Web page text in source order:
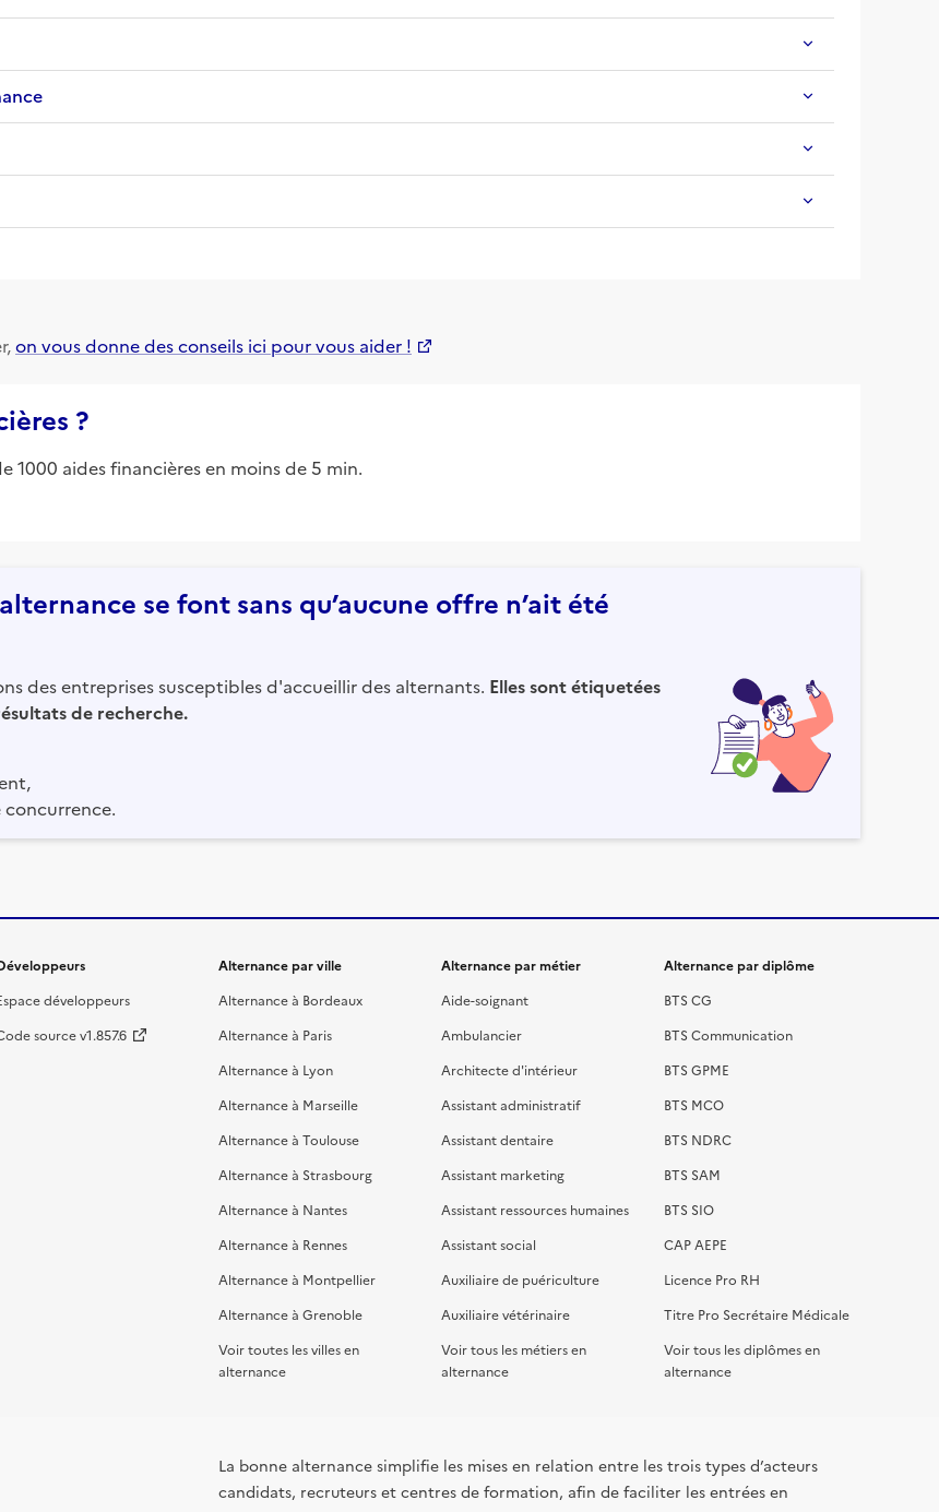
on vous donne des conseils ici pour vous aider !
?
1000 aides financières en moins de 5 min.
se font sans qu’aucune offre n’ait été
des entreprises susceptibles d'accueillir des alternants. Elles sont étiquetées
de recherche.
concurrence.
développeurs
source v1.857.6
Alternance par ville
Alternance à Bordeaux
Alternance à Paris
Alternance à Lyon
Alternance à Marseille
Alternance à Toulouse
Alternance à Strasbourg
Alternance à Nantes
Alternance à Rennes
Alternance à Montpellier
Alternance à Grenoble
Voir toutes les villes en
alternance
Alternance par métier
Aide-soignant
Ambulancier
Architecte d'intérieur
Assistant administratif
Assistant dentaire
Assistant marketing
Assistant ressources humaines
Assistant social
Auxiliaire de puériculture
Auxiliaire vétérinaire
Voir tous les métiers en
alternance
Alternance par diplôme
BTS CG
BTS Communication
BTS GPME
BTS MCO
BTS NDRC
BTS SAM
BTS SIO
CAP AEPE
Licence Pro RH
Titre Pro Secrétaire Médicale
Voir tous les diplômes en
alternance
La bonne alternance simplifie les mises en relation entre les trois types d’acteurs
candidats, recruteurs et centres de formation, afin de faciliter les entrées en